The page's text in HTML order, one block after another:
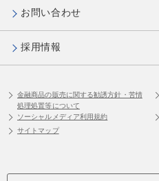
お問い合わせ
採用情報
金融商品の販売に関する勧誘方針・苦情
処理処置等について
ソーシャルメディア利用規約
サイトマップ